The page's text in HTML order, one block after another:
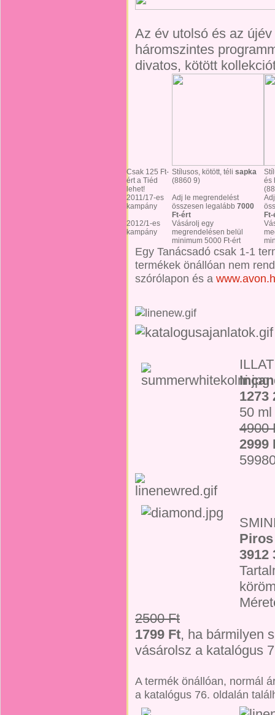
Az év utolsó és az
háromszintes
divatos, kötött
Csak 125 Ft-
ért a Tiéd
lehet!
Stílusos, kötött, téli sapka
(8860 9)
és
2011/17-es
kampány
Adj le megrendelést
összesen legalább 7000
Ft-ért
2012/1-es
kampány
Vásárolj egy
megrendelésen belül
minimum 5000 Ft-ért
Egy Tanácsadó csak 1-1
termékek önállóan nem
szórólapon és a
ILLAT
Inca
1273
50 ml
4900
2999
2500 Ft
1799 Ft, ha bármilyen
vásárolsz a katalógus
A termék önállóan, normál
a katalógus 76. oldalán